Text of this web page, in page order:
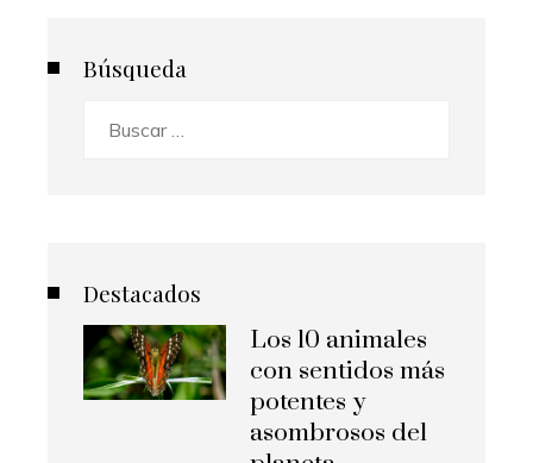
Búsqueda
Destacados
Los 10 animales
con sentidos más
potentes y
asombrosos del